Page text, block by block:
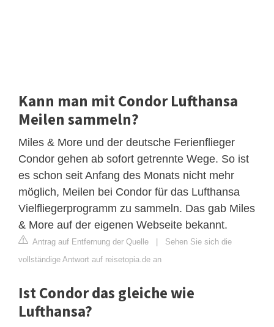
Kann man mit Condor Lufthansa
Meilen sammeln?
Miles & More und der deutsche Ferienflieger
Condor gehen ab sofort getrennte Wege. So ist
es schon seit Anfang des Monats nicht mehr
möglich, Meilen bei Condor für das Lufthansa
Vielfliegerprogramm zu sammeln. Das gab Miles
& More auf der eigenen Webseite bekannt.
Antrag auf Entfernung der Quelle | Sehen Sie sich die
vollständige Antwort auf reisetopia.de an
Ist Condor das gleiche wie
Lufthansa?